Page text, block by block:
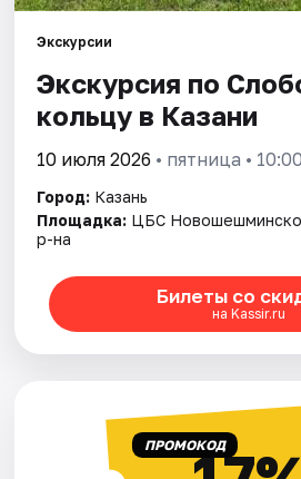
Экскурсии
Экскурсия по
кольцу в Казани
10 июля 2026 • пятница • 10:00
Город: Казань
Площадка: ЦБС
р-на
Билеты со
на Kassir.ru
ПРОМОКОД